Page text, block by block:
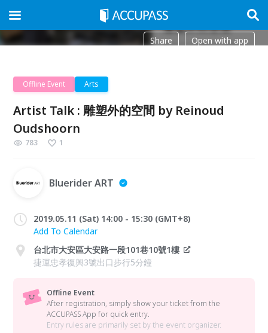
Share Open with app
Offline Event Arts
Artist Talk : 雕塑外的空間 by Reinoud
Oudshoorn
783 1
Bluerider ART
2019.05.11 (Sat) 14:00 - 15:30 (GMT+8)
Add To Calendar
台北市大安區大安路一段101巷10號1樓
捷運忠孝復興3號出口步行5分鐘
Offline Event
After registration, simply show your ticket from the
ACCUPASS App for quick entry.
Entry rules are primarily set by the event organizer.